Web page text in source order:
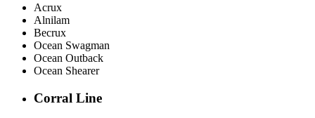
Acrux
Alnilam
Becrux
Ocean Swagman
Ocean Outback
Ocean Shearer
Corral Line